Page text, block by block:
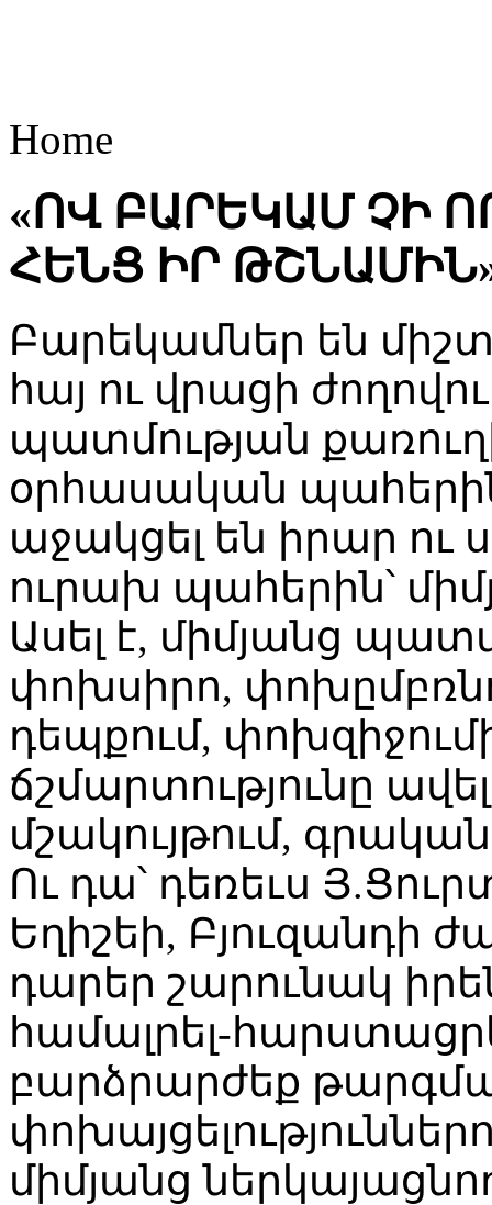
Home
«ՈՎ ԲԱՐԵԿԱՄ ՉԻ
ՀԵՆՑ ԻՐ
Բարեկամներ են միշտ
հայ ու վրացի
պատմության
օրհասական
աջակցել են իրար ու
ուրախ պահերին՝
Ասել է, միմյանց
փոխսիրո,
դեպքում,
ճշմարտությունը
մշակույթում,
Ու դա՝ դեռեւս
Եղիշեի, Բյուզանդի
դարեր շարունակ
համալրել-
բարձրարժեք
միմյանց